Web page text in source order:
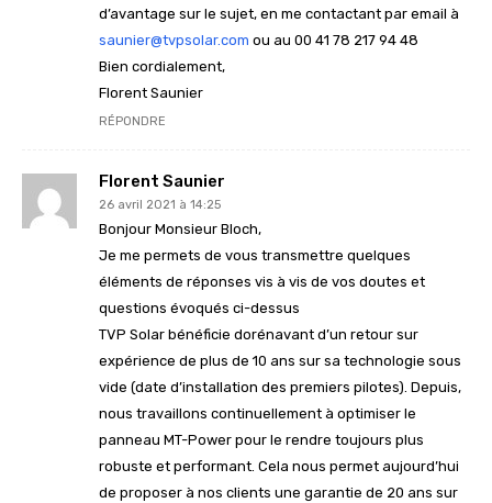
d’avantage sur le sujet, en me contactant par email à
saunier@tvpsolar.com ou au 00 41 78 217 94 48
Bien cordialement,
Florent Saunier
RÉPONDRE
Florent Saunier
26 avril 2021 à 14:25
Bonjour Monsieur Bloch,
Je me permets de vous transmettre quelques
éléments de réponses vis à vis de vos doutes et
questions évoqués ci-dessus
TVP Solar bénéficie dorénavant d’un retour sur
expérience de plus de 10 ans sur sa technologie sous
vide (date d’installation des premiers pilotes). Depuis,
nous travaillons continuellement à optimiser le
panneau MT-Power pour le rendre toujours plus
robuste et performant. Cela nous permet aujourd’hui
de proposer à nos clients une garantie de 20 ans sur